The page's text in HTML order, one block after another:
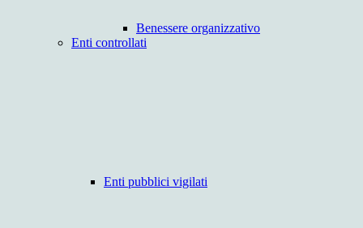
Benessere organizzativo
Enti controllati
Enti pubblici vigilati